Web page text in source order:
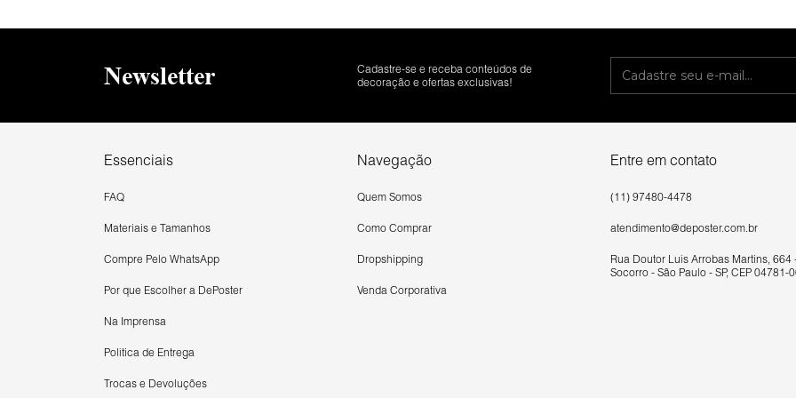
Newsletter
Cadastre-se e receba conteúdos de
decoração e ofertas exclusivas!
Essenciais
FAQ
Materiais e Tamanhos
Compre Pelo WhatsApp
Por que Escolher a DePoster
Na Imprensa
Política de Entrega
Trocas e Devoluções
Navegação
Quem Somos
Como Comprar
Dropshipping
Venda Corporativa
Entre em contato
(11) 97480-4478
atendimento@deposter.com.br
Rua Doutor Luís Arrobas Martins, 664
Socorro - São Paulo - SP, CEP 04781-